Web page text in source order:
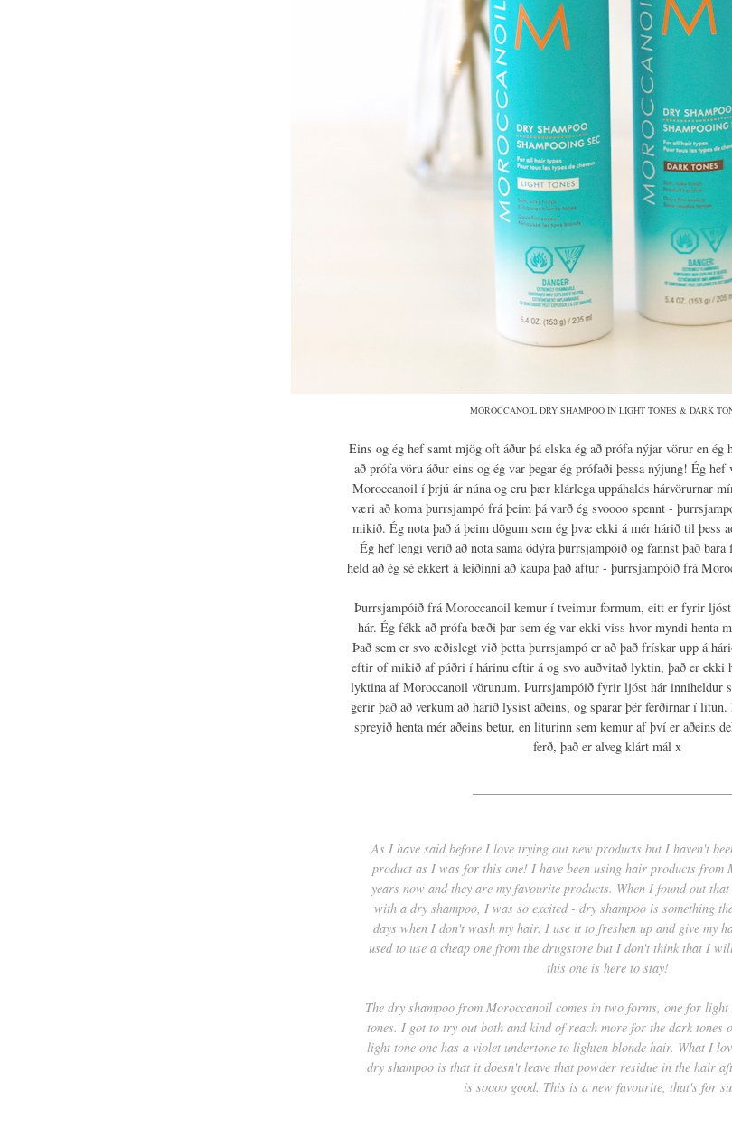
MOROCCANOIL DRY SHAMPOO IN LIGHT TONES & DARK
Eins og ég hef samt mjög oft áður þá elska ég að prófa nýjar vörur en ég
að prófa vöru áður eins og ég var þegar ég prófaði þessa nýjung! Ég
Moroccanoil í þrjú ár núna og eru þær klárlega uppáhalds hárvörurnar
væri að koma þurrsjampó frá þeim þá varð ég svoooo spennt -
mikið. Ég nota það á þeim dögum sem ég þvæ ekki á mér hárið til þess
Ég hef lengi verið að nota sama ódýra þurrsjampóið og fannst það
held að ég sé ekkert á leiðinni að kaupa það aftur - þurrsjampóið frá
Þurrsjampóið frá Moroccanoil kemur í tveimur formum, eitt er fyrir
hár. Ég fékk að prófa bæði þar sem ég var ekki viss hvor myndi henta
Það sem er svo æðislegt við þetta þurrsjampó er að það frískar upp á
eftir of mikið af púðri í hárinu eftir á og svo auðvitað lyktin, það er ekki
lyktina af Moroccanoil vörunum. Þurrsjampóið fyrir ljóst hár inniheldur
gerir það að verkum að hárið lýsist aðeins, og sparar þér ferðirnar í
spreyið henta mér aðeins betur, en liturinn sem kemur af því er aðeins
ferð, það er alveg klárt mál x
As I have said before I love trying out new products but I haven't
product as I was for this one! I have been using hair products from
years now and they are my favourite products. When I found out
with a dry shampoo, I was so excited - dry shampoo is something
days when I don't wash my hair. I use it to freshen up and give my
used to use a cheap one from the drugstore but I don't think that I
this one is here to stay!
The dry shampoo from Moroccanoil comes in two forms, one for
tones. I got to try out both and kind of reach more for the dark tones
light tone one has a violet undertone to lighten blonde hair. What I
dry shampoo is that it doesn't leave that powder residue in the hair
is soooo good. This is a new favourite, that's for